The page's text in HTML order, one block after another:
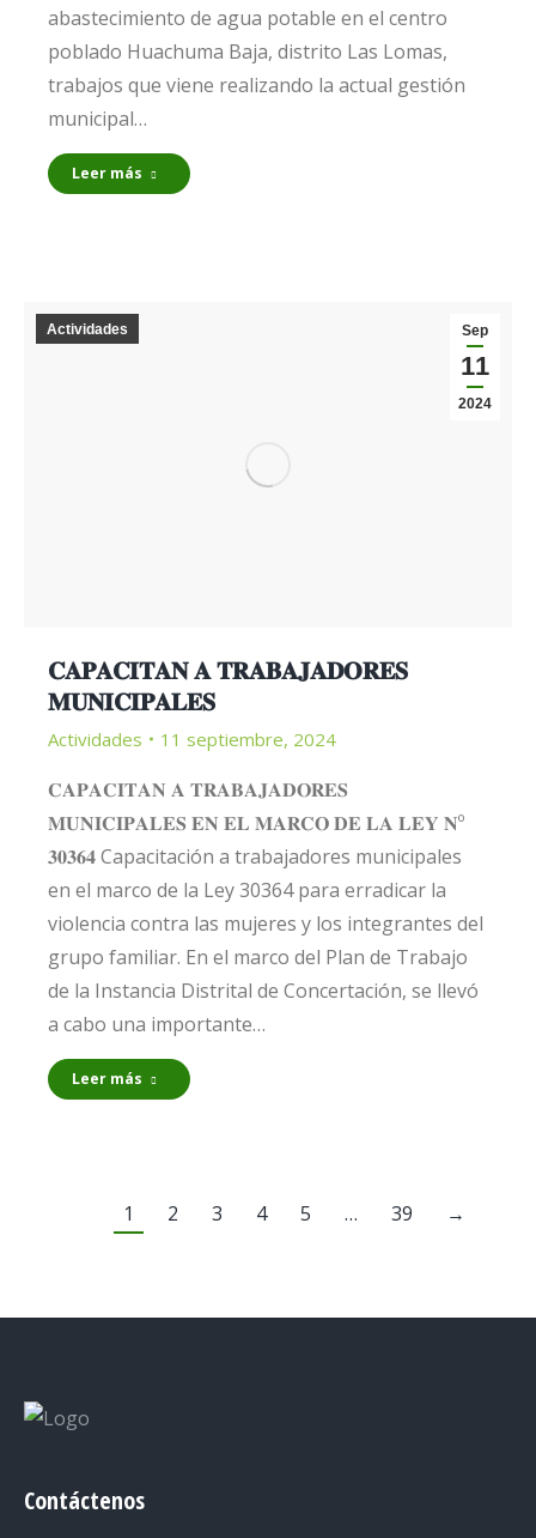
abastecimiento de agua potable en el centro
poblado Huachuma Baja, distrito Las Lomas,
trabajos que viene realizando la actual gestión
municipal…
Leer más
Sep
11
2024
Actividades
𝐂𝐀𝐏𝐀𝐂𝐈𝐓𝐀𝐍 𝐀 𝐓𝐑𝐀𝐁𝐀𝐉𝐀𝐃𝐎𝐑𝐄𝐒
𝐌𝐔𝐍𝐈𝐂𝐈𝐏𝐀𝐋𝐄𝐒
Actividades 11 septiembre, 2024
𝐂𝐀𝐏𝐀𝐂𝐈𝐓𝐀𝐍 𝐀 𝐓𝐑𝐀𝐁𝐀𝐉𝐀𝐃𝐎𝐑𝐄𝐒
𝐌𝐔𝐍𝐈𝐂𝐈𝐏𝐀𝐋𝐄𝐒 𝐄𝐍 𝐄𝐋 𝐌𝐀𝐑𝐂𝐎 𝐃𝐄 𝐋𝐀 𝐋𝐄𝐘 𝐍º
𝟑𝟎𝟑𝟔𝟒 Capacitación a trabajadores municipales
en el marco de la Ley 30364 para erradicar la
violencia contra las mujeres y los integrantes del
grupo familiar. En el marco del Plan de Trabajo
de la Instancia Distrital de Concertación, se llevó
a cabo una importante…
Leer más
1 2 3 4 5 … 39 →
Contáctenos